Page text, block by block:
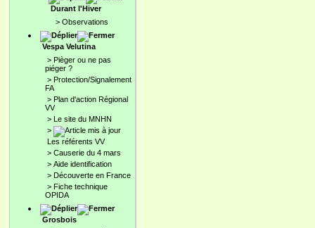
Durant l'Hiver
> Observations
Vespa Velutina
> Pièger ou ne pas
piéger ?
> Protection/Signalement
FA
> Plan d'action Régional
VV
> Le site du MNHN
>
Les référents VV
> Causerie du 4 mars
> Aide identification
> Découverte en France
> Fiche technique
OPIDA
Grosbois